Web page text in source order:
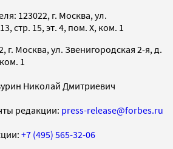
123022, г. Москва, ул.
стр. 15, эт. 4, пом. X, ком. 1
г. Москва, ул. Звенигородская 2-я, д.
1
Николай Дмитриевич
редакции: press-release@forbes.ru
+7 (495) 565-32-06